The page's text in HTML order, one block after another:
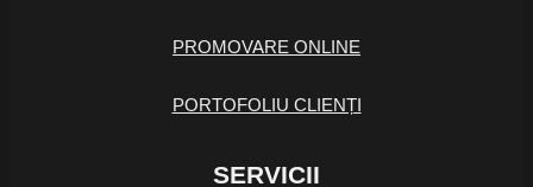
PROMOVARE ONLINE
PORTOFOLIU CLIENȚI
SERVICII